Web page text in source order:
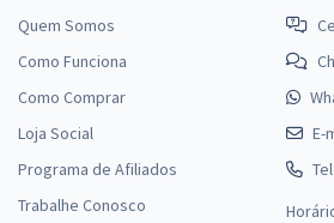
Quem Somos
Como Funciona
Como Comprar
Loja Social
Programa de Afiliados
Trabalhe Conosco
E-